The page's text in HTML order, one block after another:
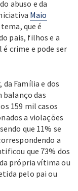
abuso e da
Maio
que é
pais, filhos e a
é crime e pode ser
Família e dos
balanço das
159 mil casos
a violações
que 11% se
a
que 73% dos
própria vítima ou
pelo pai ou